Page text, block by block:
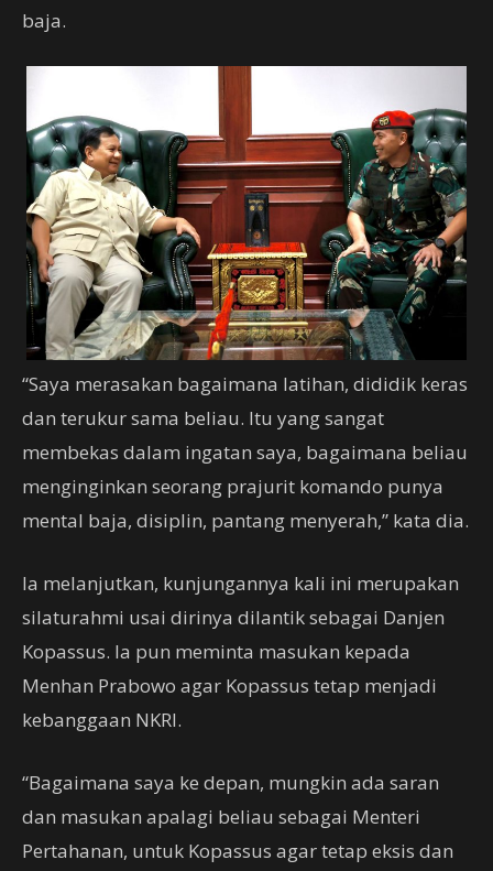
baja.
“Saya merasakan bagaimana latihan, dididik keras
dan terukur sama beliau. Itu yang sangat
membekas dalam ingatan saya, bagaimana beliau
menginginkan seorang prajurit komando punya
mental baja, disiplin, pantang menyerah,” kata dia.
Ia melanjutkan, kunjungannya kali ini merupakan
silaturahmi usai dirinya dilantik sebagai Danjen
Kopassus. Ia pun meminta masukan kepada
Menhan Prabowo agar Kopassus tetap menjadi
kebanggaan NKRI.
“Bagaimana saya ke depan, mungkin ada saran
dan masukan apalagi beliau sebagai Menteri
Pertahanan, untuk Kopassus agar tetap eksis dan